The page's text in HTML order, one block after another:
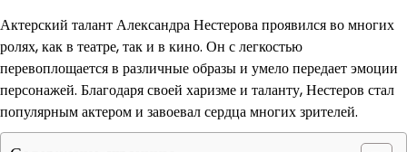
Актерский талант Александра Нестерова проявился во многих
ролях, как в театре, так и в кино. Он с легкостью
перевоплощается в различные образы и умело передает эмоции
персонажей. Благодаря своей харизме и таланту, Нестеров стал
популярным актером и завоевал сердца многих зрителей.